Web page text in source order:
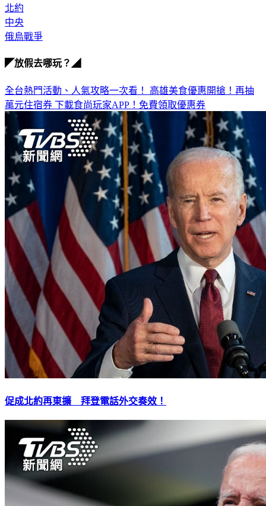
北約
中央
俄烏戰爭
◤放假去哪玩？◢
全台熱門活動、人氣攻略一次看！ 高雄美食優惠開搶！再抽
萬元住宿券 下載食尚玩家APP！免費領取優惠券
促成北約再東擴 拜登電話外交奏效！